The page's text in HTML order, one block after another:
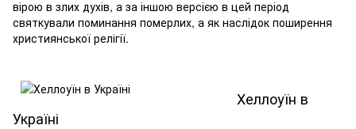
вірою в злих духів, а за іншою версією в цей період
святкували поминання померлих, а як наслідок поширення
християнської релігії.
Хеллоуїн в
Україні